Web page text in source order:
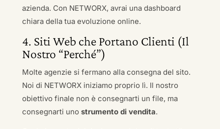
azienda. Con NETWORX, avrai una dashboard
chiara della tua evoluzione online.
4. Siti Web che Portano Clienti (Il
Nostro “Perché”)
Molte agenzie si fermano alla consegna del sito.
Noi di NETWORX iniziamo proprio lì. Il nostro
obiettivo finale non è consegnarti un file, ma
consegnarti uno strumento di vendita.